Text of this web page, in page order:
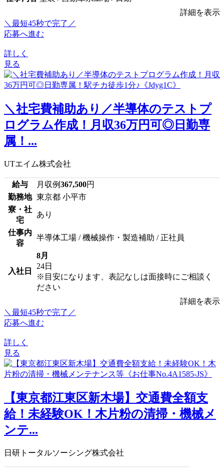
詳細を表示
＼最短45秒で完了／
応募へ進む
詳しく
見る
＼社宅費補助あり／半導体のテストプ
ログラム作成！月収36万円可◎日勤専
属！...
UTエイム株式会社
給与 月収例367,500円
勤務地 東京都 小平市
寮・社
宅
あり
仕事内
容
半導体工場 / 機械操作・製造補助 / 正社員
入社日
8月
24日
※目安になります、表記なしは面接時にご相談く
ださい
詳細を表示
＼最短45秒で完了／
応募へ進む
詳しく
見る
【東京都江東区新木場】交通費全額支
給！未経験OK！木片粉の清掃・機械メ
ンテ...
日研トータルソーシング株式会社